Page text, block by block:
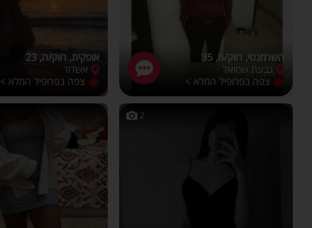
השרמנטי, רווק/ה, 35
גבעת שמואל
צפה בפרופיל המלא >
אופקית, רווק/ה, 23
אשדוד
צפה בפרופיל המלא >
2